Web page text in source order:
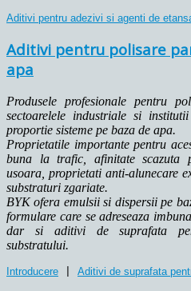
Aditivi pentru adezivi si agenti de
Aditivi pentru polisare
apa
Produsele profesionale pentru
sectoarelele industriale si
proportie sisteme pe baza de apa.
Proprietatile importante pentru
buna la trafic, afinitate scazuta
usoara, proprietati anti-alunecare
substraturi zgariate.
BYK ofera emulsii si dispersii pe
formulare care se adreseaza
dar si aditivi de suprafata
substratului.
Introducere Aditivi de suprafata